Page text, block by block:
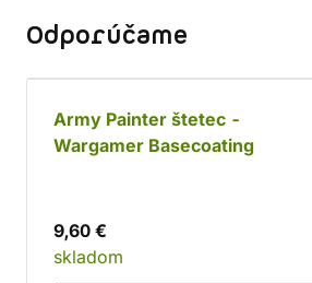
Odporúčame
Army Painter štetec -
Wargamer Basecoating
9,60 €
skladom